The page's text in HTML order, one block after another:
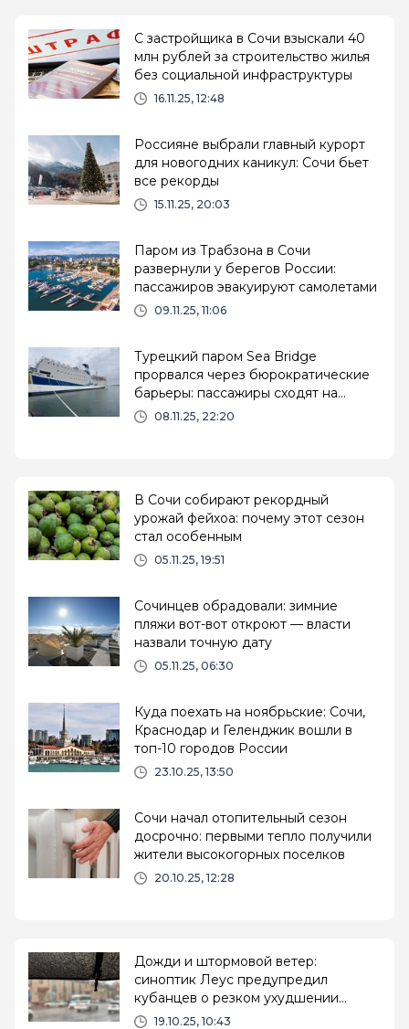
С застройщика в Сочи взыскали 40
млн рублей за строительство жилья
без социальной инфраструктуры
16.11.25, 12:48
Россияне выбрали главный курорт
для новогодних каникул: Сочи бьет
все рекорды
15.11.25, 20:03
Паром из Трабзона в Сочи
развернули у берегов России:
пассажиров эвакуируют самолетами
09.11.25, 11:06
Турецкий паром Sea Bridge
прорвался через бюрократические
барьеры: пассажиры сходят на
сочинскую землю
08.11.25, 22:20
В Сочи собирают рекордный
урожай фейхоа: почему этот сезон
стал особенным
05.11.25, 19:51
Сочинцев обрадовали: зимние
пляжи вот-вот откроют — власти
назвали точную дату
05.11.25, 06:30
Куда поехать на ноябрьские: Сочи,
Краснодар и Геленджик вошли в
топ-10 городов России
23.10.25, 13:50
Сочи начал отопительный сезон
досрочно: первыми тепло получили
жители высокогорных поселков
20.10.25, 12:28
Дожди и штормовой ветер:
синоптик Леус предупредил
кубанцев о резком ухудшении
погоды
19.10.25, 10:43